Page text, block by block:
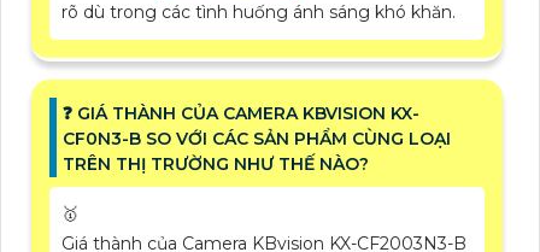
rõ dù trong các tình huống ánh sáng khó khăn.
❓ GIÁ THÀNH CỦA CAMERA KBVISION KX-
CF0N3-B SO VỚI CÁC SẢN PHẨM CÙNG LOẠI
TRÊN THỊ TRƯỜNG NHƯ THẾ NÀO?
🥇
Giá thành của Camera KBvision KX-CF2003N3-B